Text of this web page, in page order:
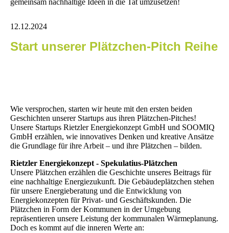
gemeinsam nachhaltige Ideen in die Tat umzusetzen!
12.12.2024
Start unserer Plätzchen-Pitch Reihe
Wie versprochen, starten wir heute mit den ersten beiden
Geschichten unserer Startups aus ihren Plätzchen-Pitches!
Unsere Startups Rietzler Energiekonzept GmbH und SOOMIQ
GmbH erzählen, wie innovatives Denken und kreative Ansätze
die Grundlage für ihre Arbeit – und ihre Plätzchen – bilden.
Rietzler Energiekonzept - Spekulatius-Plätzchen
Unsere Plätzchen erzählen die Geschichte unseres Beitrags für
eine nachhaltige Energiezukunft. Die Gebäudeplätzchen stehen
für unsere Energieberatung und die Entwicklung von
Energiekonzepten für Privat- und Geschäftskunden. Die
Plätzchen in Form der Kommunen in der Umgebung
repräsentieren unsere Leistung der kommunalen Wärmeplanung.
Doch es kommt auf die inneren Werte an: